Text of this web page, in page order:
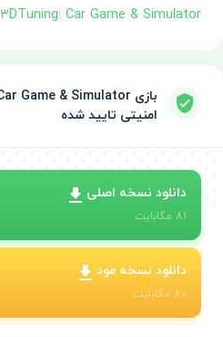
3DTuning: Car Game & Simulator با پول و سکه بینهایت
امنیتی تایید شده
دانلود نسخه اصلی
81 مگابایت
دانلود نسخه مود
80 مگابایت